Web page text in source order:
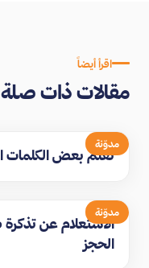
اقرأ أيضاً
مقالات ذات صلة
مدوّنة
تعلم بعض الكلمات
مدوّنة
الاستعلام عن
الحجز